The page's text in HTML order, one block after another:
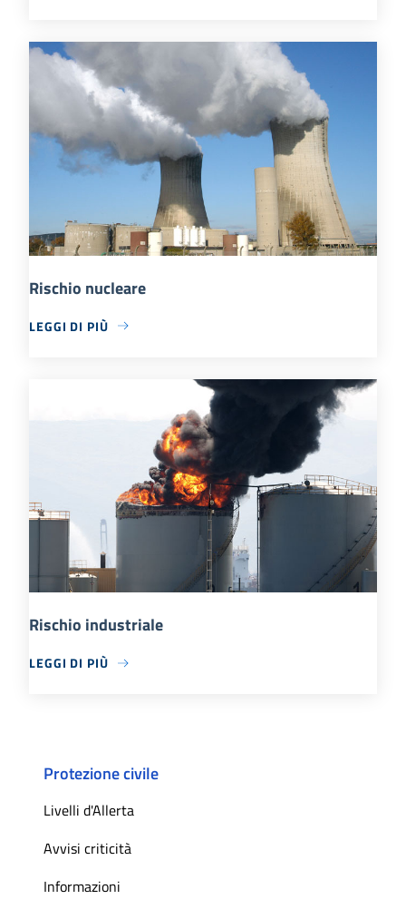
Rischio nucleare
LEGGI DI PIÙ
Rischio industriale
LEGGI DI PIÙ
Protezione civile
Livelli d'Allerta
Avvisi criticità
Informazioni